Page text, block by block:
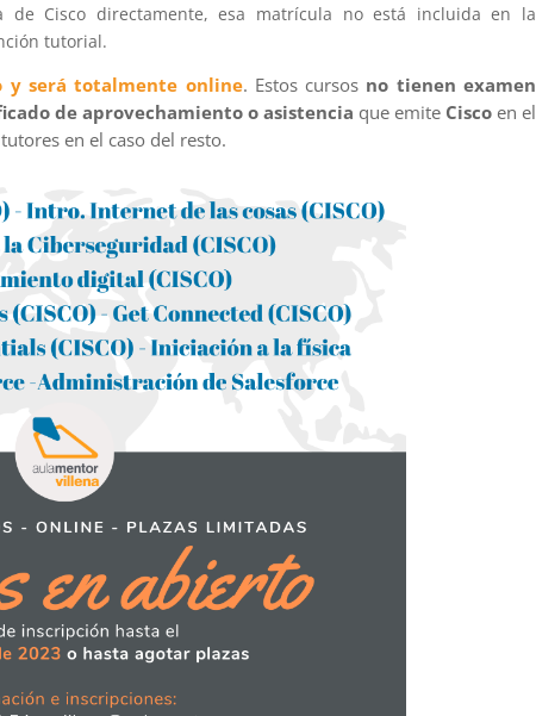
Cisco directamente, esa matrícula no está incluida en la
tutorial.
y será totalmente online. Estos cursos no tienen examen
de aprovechamiento o asistencia que emite Ciscoen el
en el caso del resto.